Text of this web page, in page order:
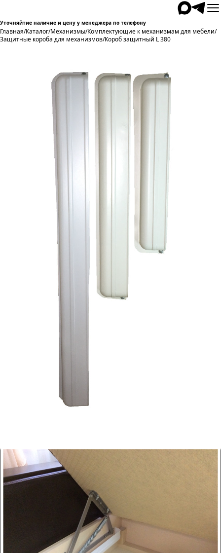
Уточняйтие наличие и цену у менеджера по телефону
Главная/Каталог/Механизмы/Комплектующие к механизмам для мебели/
Защитные короба для механизмов/Короб защитный L 380